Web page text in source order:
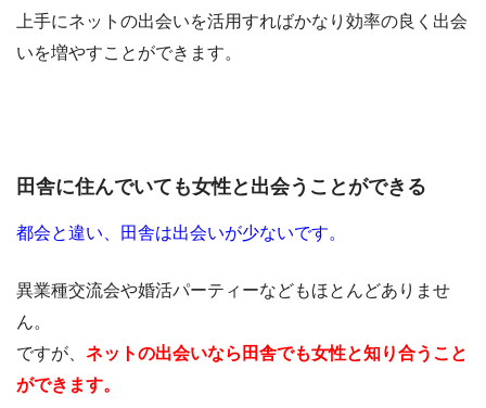
上手にネットの出会いを活用すればかなり効率の良く出会
いを増やすことができます。
田舎に住んでいても女性と出会うことができる
都会と違い、田舎は出会いが少ないです。
異業種交流会や婚活パーティーなどもほとんどありませ
ん。
ですが、 ネットの出会いなら田舎でも女性と知り合うこと
ができます。